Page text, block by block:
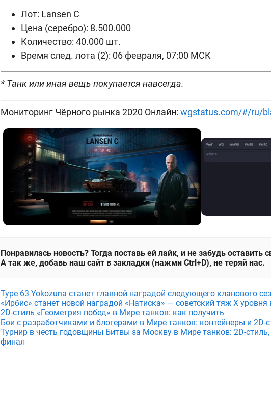
Лот: Lansen C
Цена (серебро): 8.500.000
Количество: 40.000 шт.
Время след. лота (2): 06 февраля, 07:00 МСК
* Танк или иная вещь покупается навсегда.
Мониторинг Чёрного рынка 2020 Онлайн: wgstatus.com/#/ru/
Понравилась новость? Тогда поставь ей лайк, и не забудь оставить
А так же, добавь наш сайт в закладки (нажми Ctrl+D), не теряй нас.
Type 63 Yokozuna станет главной наградой следующего кланового
«Ирбис» станет новой наградой «Натиска» — советский тяж X
2D-стиль «Геометрия побед» в Мире танков: как получить
Бои с разработчиками и блогерами в Мире танков: контейнеры и 2D-
Турнир в честь годовщины Битвы за Москву в Мире танков: 2D-
финал